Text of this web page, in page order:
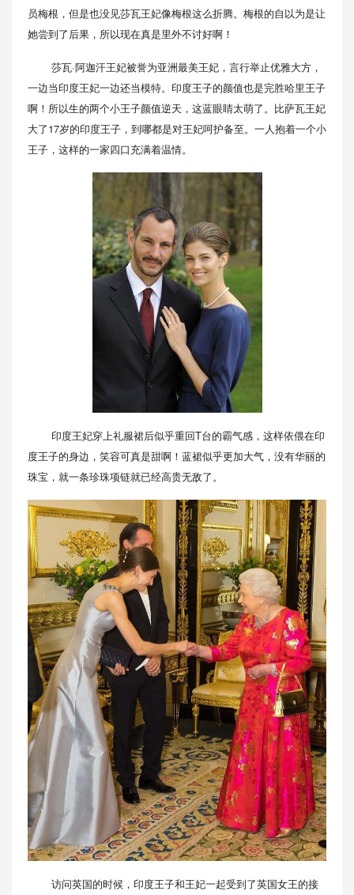
员梅根，但是也没见莎瓦王妃像梅根这么折腾。梅根的自以为是让
她尝到了后果，所以现在真是里外不讨好啊！
莎瓦·阿迦汗王妃被誉为亚洲最美王妃，言行举止优雅大方，
一边当印度王妃一边还当模特。印度王子的颜值也是完胜哈里王子
啊！所以生的两个小王子颜值逆天，这蓝眼睛太萌了。比萨瓦王妃
大了17岁的印度王子，到哪都是对王妃呵护备至。一人抱着一个小
王子，这样的一家四口充满着温情。
印度王妃穿上礼服裙后似乎重回T台的霸气感，这样依偎在印
度王子的身边，笑容可真是甜啊！蓝裙似乎更加大气，没有华丽的
珠宝，就一条珍珠项链就已经高贵无敌了。
访问英国的时候，印度王子和王妃一起受到了英国女王的接